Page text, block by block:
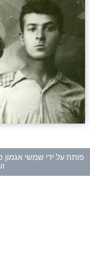
פותח על ידי שמשי אגמון